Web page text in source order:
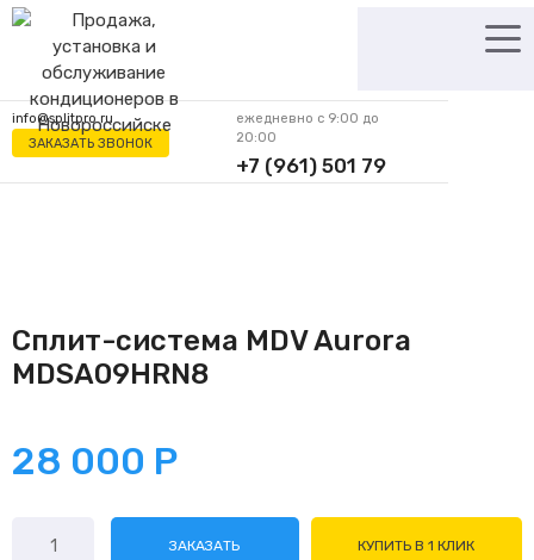
Перейти
содержимому
info@splitpro.ru
ЗАКАЗАТЬ ЗВОНОК
ежедневно с 9:00 до
20:00
+7 (961) 501 79
62
Сплит-система MDV Aurora
MDSA09HRN8
28 000 Р
ЗАКАЗАТЬ КУПИТЬ В 1 КЛИК